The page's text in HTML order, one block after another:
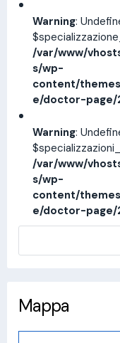
Warning:
/var/www/
s/wp-
content/
e/doctor-page/
Warning:
/var/www/
s/wp-
content/
e/doctor-page/
Mappa